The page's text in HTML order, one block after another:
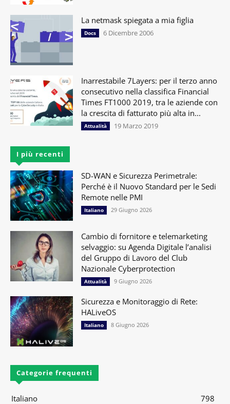
La netmask spiegata a mia figlia
Docs 6 Dicembre 2006
Inarrestabile 7Layers: per il terzo anno
consecutivo nella classifica Financial
Times FT1000 2019, tra le aziende con
la crescita di fatturato più alta in...
Attualità 19 Marzo 2019
I più recenti
SD-WAN e Sicurezza Perimetrale:
Perché è il Nuovo Standard per le Sedi
Remote nelle PMI
Italiano 29 Giugno 2026
Cambio di fornitore e telemarketing
selvaggio: su Agenda Digitale l’analisi
del Gruppo di Lavoro del Club
Nazionale Cyberprotection
Attualità 9 Giugno 2026
Sicurezza e Monitoraggio di Rete:
HALiveOS
Italiano 8 Giugno 2026
Categorie frequenti
Italiano 798